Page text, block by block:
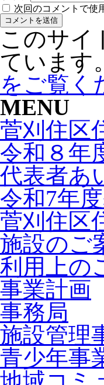
次回のコメントで使
このサイ
ています。
をご覧く
MENU
菅刈住区
令和８年
代表者あ
令和7年
菅刈住区
施設のご
利用上の
事業計画
事務局
施設管理
青少年事